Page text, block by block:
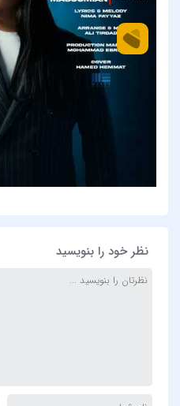
نظر خود را بنویسید